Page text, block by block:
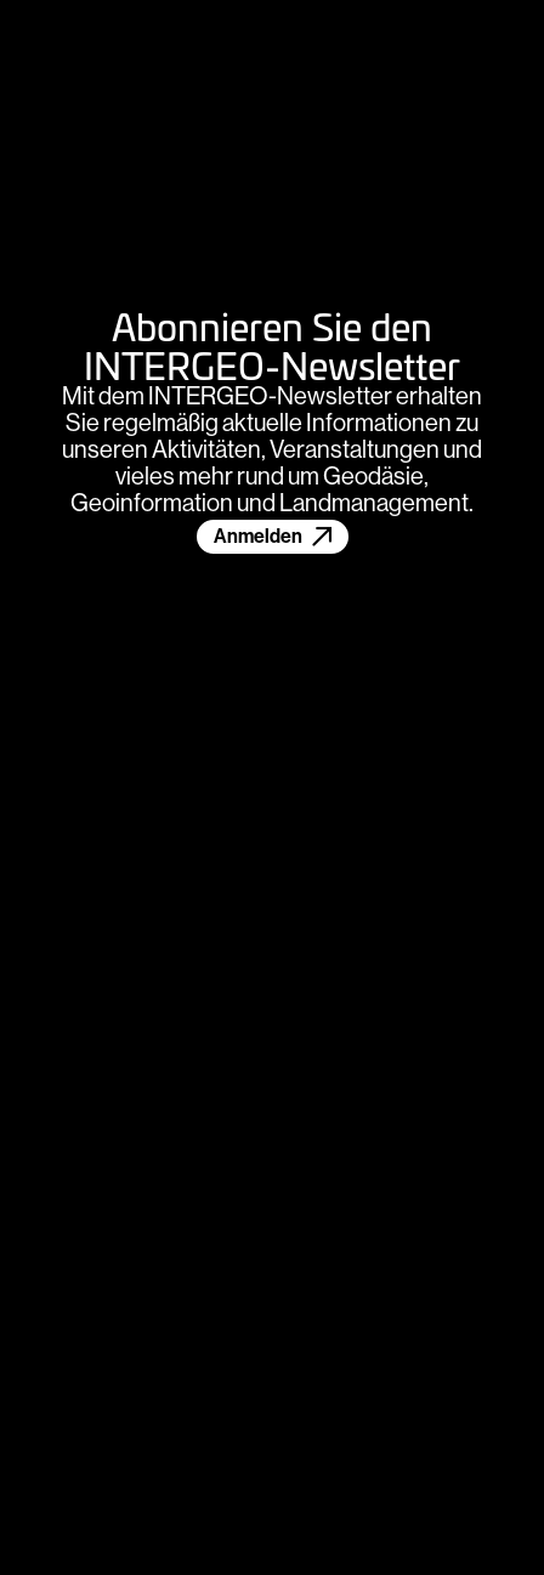
Abonnieren Sie den
INTERGEO-Newsletter
Mit dem INTERGEO-Newsletter erhalten
Sie regelmäßig aktuelle Informationen zu
unseren Aktivitäten, Veranstaltungen und
vieles mehr rund um Geodäsie,
Geoinformation und Landmanagement.
Anmelden